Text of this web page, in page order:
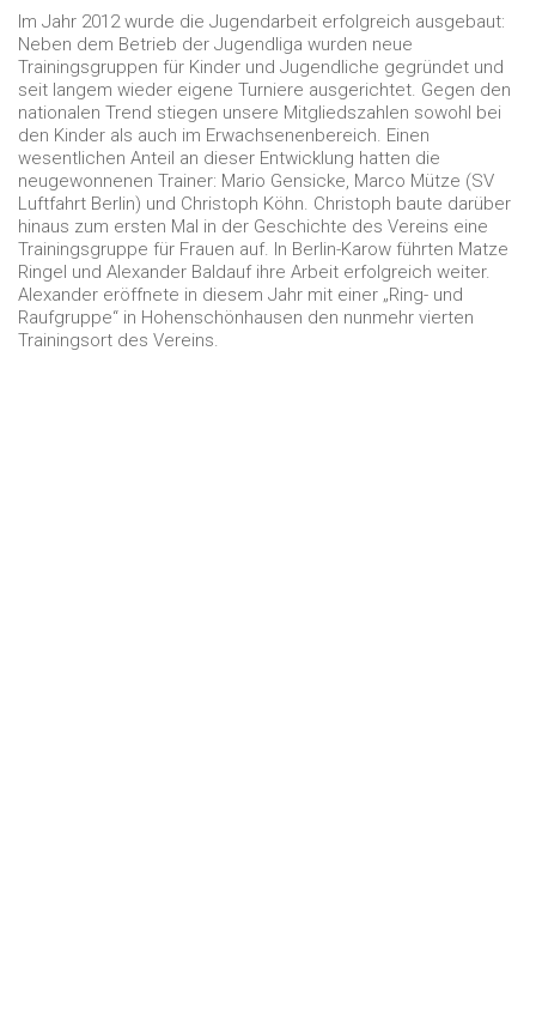
Im Jahr 2012 wurde die Jugendarbeit erfolgreich ausgebaut:
Neben dem Betrieb der Jugendliga wurden neue
Trainingsgruppen für Kinder und Jugendliche gegründet und
seit langem wieder eigene Turniere ausgerichtet. Gegen den
nationalen Trend stiegen unsere Mitgliedszahlen sowohl bei
den Kinder als auch im Erwachsenenbereich. Einen
wesentlichen Anteil an dieser Entwicklung hatten die
neugewonnenen Trainer: Mario Gensicke, Marco Mütze (SV
Luftfahrt Berlin) und Christoph Köhn. Christoph baute darüber
hinaus zum ersten Mal in der Geschichte des Vereins eine
Trainingsgruppe für Frauen auf. In Berlin-Karow führten Matze
Ringel und Alexander Baldauf ihre Arbeit erfolgreich weiter.
Alexander eröffnete in diesem Jahr mit einer „Ring- und
Raufgruppe“ in Hohenschönhausen den nunmehr vierten
Trainingsort des Vereins.